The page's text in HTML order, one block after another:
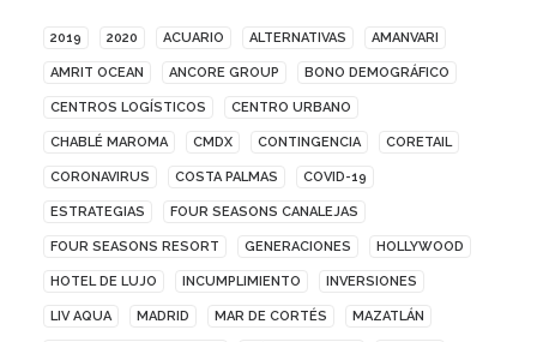
2019 2020 ACUARIO ALTERNATIVAS AMANVARI
AMRIT OCEAN ANCORE GROUP BONO DEMOGRÁFICO
CENTROS LOGÍSTICOS CENTRO URBANO
CHABLÉ MAROMA CMDX CONTINGENCIA CORETAIL
CORONAVIRUS COSTA PALMAS COVID-19
ESTRATEGIAS FOUR SEASONS CANALEJAS
FOUR SEASONS RESORT GENERACIONES HOLLYWOOD
HOTEL DE LUJO INCUMPLIMIENTO INVERSIONES
LIV AQUA MADRID MAR DE CORTÉS MAZATLÁN